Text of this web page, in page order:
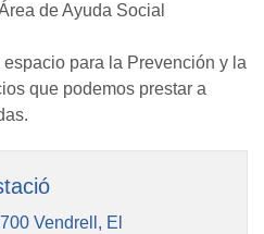
de Ayuda Social
para la Prevención y la
que podemos prestar a
Vendrell, El